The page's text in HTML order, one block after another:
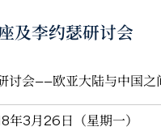
及李约瑟研讨会
讨会——欧亚大陆与中国
年3月26日（星期一）